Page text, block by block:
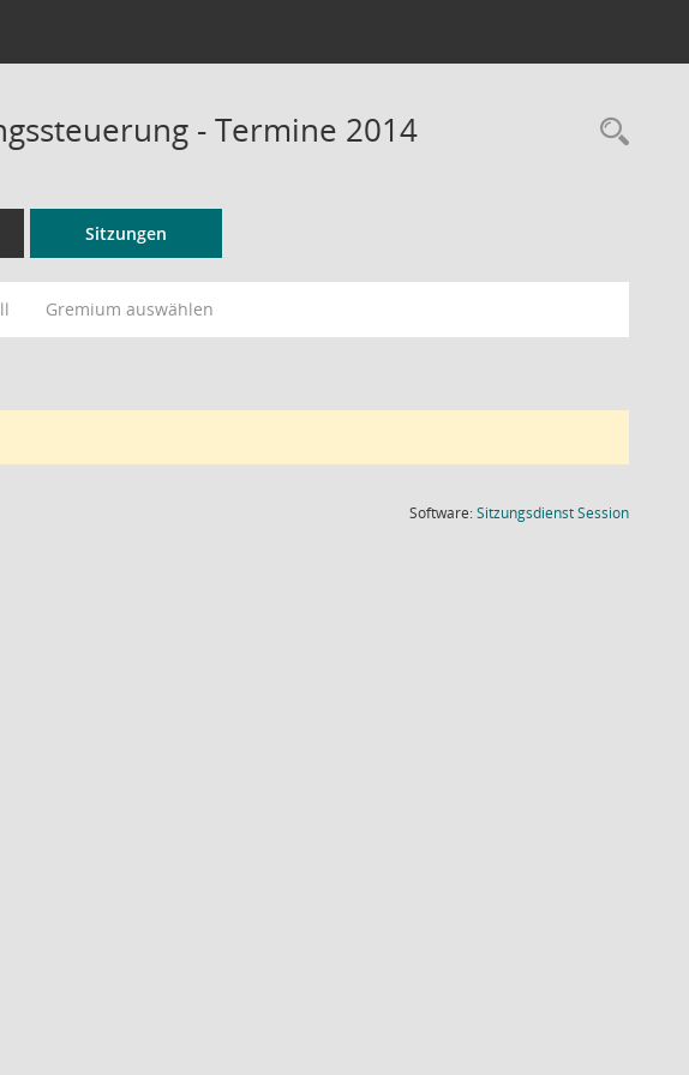
- Termine 2014
Sitzungen
Gremium auswählen
Software:SitzungsdienstSession(Wird in